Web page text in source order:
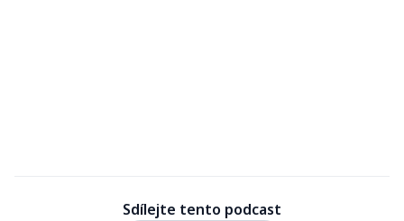
Sdílejte tento podcast